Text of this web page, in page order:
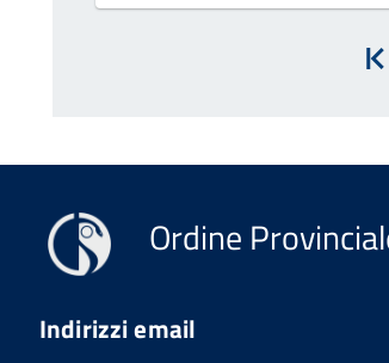
Ordine
Indirizzi email